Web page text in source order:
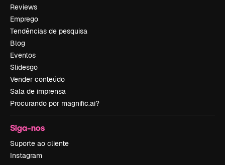
Reviews
Emprego
Tendências de pesquisa
Blog
Eventos
Slidesgo
Vender conteúdo
Sala de imprensa
Procurando por magnific.ai?
Siga-nos
Suporte ao cliente
Instagram